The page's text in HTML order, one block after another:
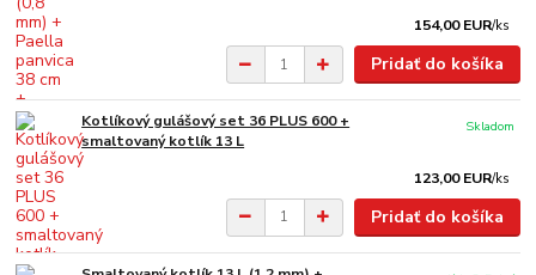
154,00 EUR/ks
Pridať do košíka
Kotlíkový gulášový set 36 PLUS 600 +
smaltovaný kotlík 13 L
123,00 EUR/ks
Skladom
Pridať do košíka